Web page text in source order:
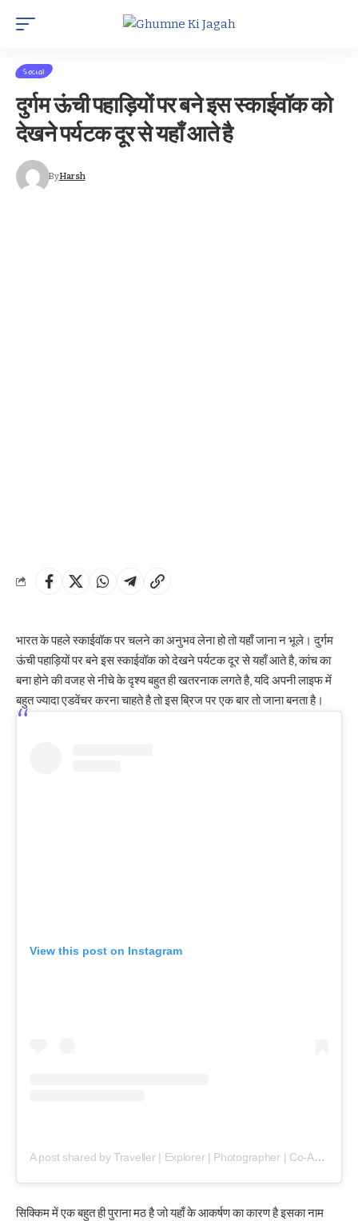
Social
दुर्गम ऊंची पहाड़ियों पर बने इस स्काईवॉक को
देखने पर्यटक दूर से यहाँ आते है
ByHarsh
भारत के पहले स्काईवॉक पर चलने का अनुभव लेना हो तो यहाँ जाना न भूले। दुर्गम
ऊंची पहाड़ियों पर बने इस स्काईवॉक को देखने पर्यटक दूर से यहाँ आते है, कांच का
बना होने की वजह से नीचे के दृश्य बहुत ही खतरनाक लगते है, यदि अपनी लाइफ में
बहुत ज्यादा एडवेंचर करना चाहते है तो इस ब्रिज पर एक बार तो जाना बनता है।
View this post on Instagram
A post shared by Traveller | Explorer | Photographer | Co-Author (@pictureperfectheaven)
सिक्किम में एक बहुत ही पुराना मठ है जो यहाँ के आकर्षण का कारण है इसका नाम